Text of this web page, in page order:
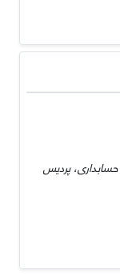
حسابداری، پردیس